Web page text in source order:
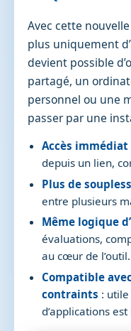
Avec cette
plus uniquement
devient possible
partagé, un
personnel ou une
passer par une
Accès immédiat
depuis un lien,
Plus de
entre plusieurs
Même logique
évaluations,
au cœur de l’outil.
Compatible
contraints :
d’applications